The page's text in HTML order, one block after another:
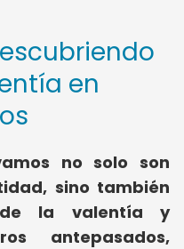
en
no solo son
sino también
la valentía y
antepasados,